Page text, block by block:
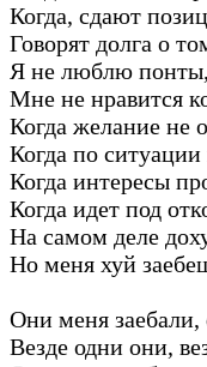
Когда, сдают
Говорят долга о
Я не люблю
Мне не нравится
Когда желание не
Когда по ситуации
Когда интересы
Когда идет под
На самом деле
Но меня хуй
Они меня заебали,
Везде одни они,